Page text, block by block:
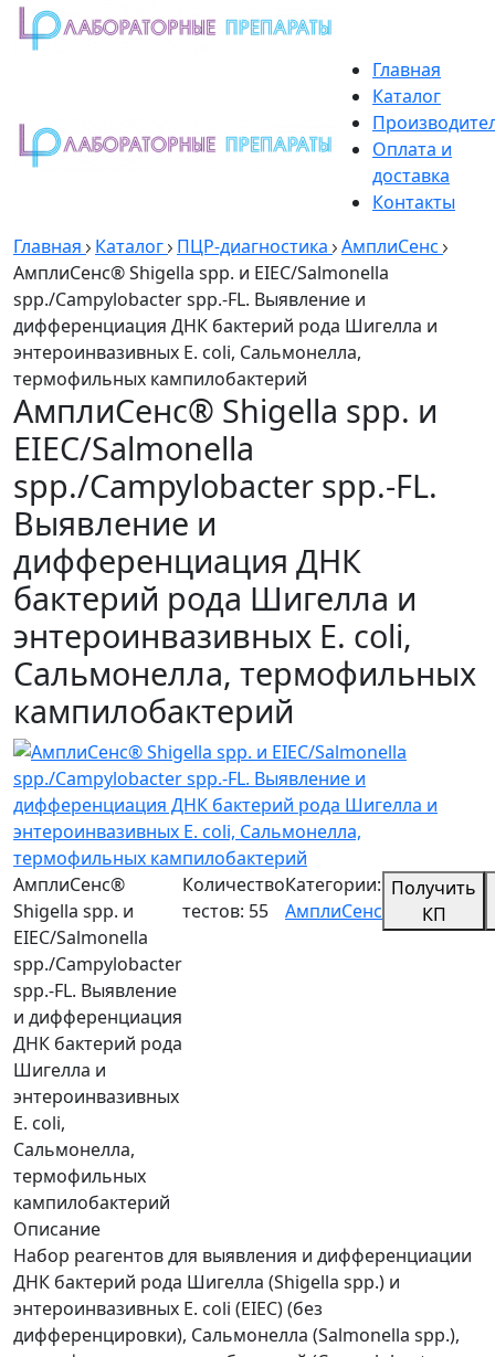
Главная
Каталог
Оплата и
доставка
Контакты
Главная
Каталог ПЦР-диагностика АмплиСенс
АмплиСенс® Shigella spp. и EIEC/Salmonella
spp./Campylobacter spp.-FL. Выявление и
дифференциация ДНК бактерий рода Шигелла и
энтероинвазивных E. coli, Сальмонелла,
термофильных кампилобактерий
АмплиСенс® Shigella spp. и
EIEC/Salmonella
spp./Campylobacter spp.-FL.
Выявление и
дифференциация ДНК
бактерий рода Шигелла и
энтероинвазивных E. coli,
Сальмонелла, термофильных
кампилобактерий
АмплиСенс®
Shigella spp. и
EIEC/Salmonella
spp./Campylobacter
spp.-FL. Выявление
и дифференциация
ДНК бактерий рода
Шигелла и
энтероинвазивных
E. coli,
Сальмонелла,
термофильных
кампилобактерий
Количество
тестов: 55
Категории:
АмплиСенс
Получить
КП
Описание
Набор реагентов для выявления и дифференциации
ДНК бактерий рода Шигелла (Shigella spp.) и
энтероинвазивных E. coli (EIEC) (без
дифференцировки), Сальмонелла (Salmonella spp.),